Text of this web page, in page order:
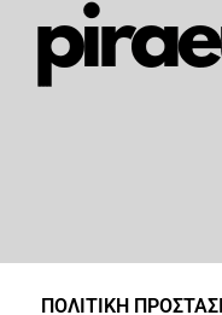
ΠΟΛΙΤΙΚΗ